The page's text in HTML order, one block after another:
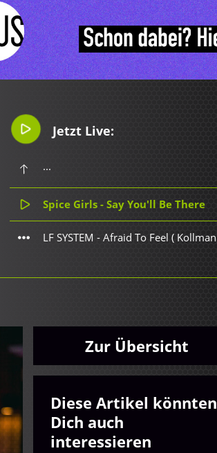
Jetzt Live:
...
Spice Girls - Say You'll Be There
Zur Übersicht
Diese Artikel könnten
Dich auch
interessieren